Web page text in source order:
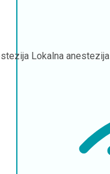
Lokalna anestezija